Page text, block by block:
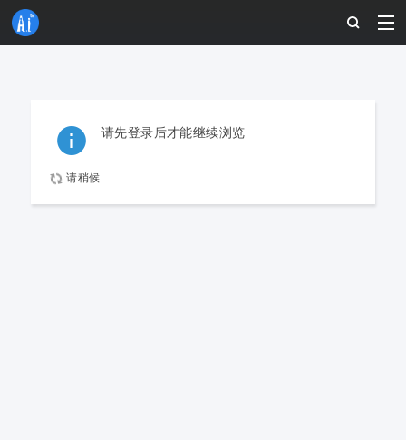
请先登录后才能继续浏览
请稍候...